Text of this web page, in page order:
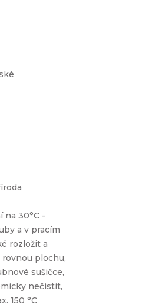
na 30°C -
a v pracím
rozložit a
plochu,
sušičce,
nečistit,
150 °C